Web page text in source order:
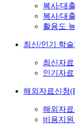
복사/대
복사/대
활용도
최신/인기 학
최신자료
인기자료
해외자료신청
해외자
비용지